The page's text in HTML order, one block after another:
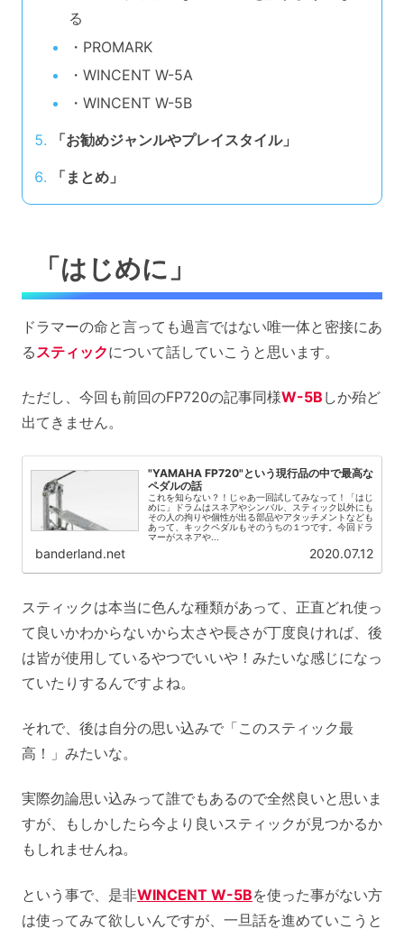
る
・PROMARK
・WINCENT W-5A
・WINCENT W-5B
「お勧めジャンルやプレイスタイル」
「まとめ」
「はじめに」
ドラマーの命と言っても過言ではない唯一体と密接にあ
るスティックについて話していこうと思います。
ただし、今回も前回のFP720の記事同様W-5B しか殆ど
出てきません。
"YAMAHA FP720"という現行品の中で最高な
ペダルの話
これを知らない？！じゃあ一回試してみなって！「はじ
めに」ドラムはスネアやシンバル、スティック以外にも
その人の拘りや個性が出る部品やアタッチメントなども
あって、キックペダルもそのうちの１つです。今回ドラ
マーがスネアや...
banderland.net 2020.07.12
スティックは本当に色んな種類があって、正直どれ使っ
て良いかわからないから太さや長さが丁度良ければ、後
は皆が使用しているやつでいいや！みたいな感じになっ
ていたりするんですよね。
それで、後は自分の思い込みで「このスティック最
高！」みたいな。
実際勿論思い込みって誰でもあるので全然良いと思いま
すが、もしかしたら今より良いスティックが見つかるか
もしれませんね。
という事で、是非WINCENT W-5Bを使った事がない方
は使ってみて欲しいんですが、一旦話を進めていこうと